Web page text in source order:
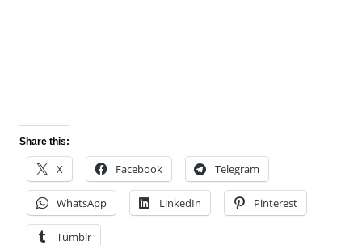
Share this:
X Facebook Telegram
WhatsApp LinkedIn Pinterest
Tumblr